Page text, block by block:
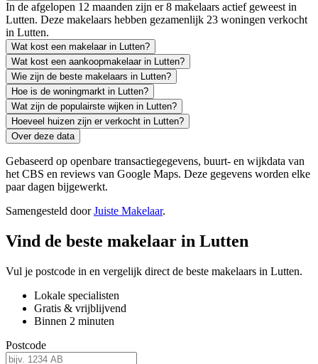
In de afgelopen 12 maanden zijn er 8 makelaars actief geweest in
Lutten. Deze makelaars hebben gezamenlijk 23 woningen verkocht
in Lutten.
Wat kost een makelaar in Lutten?
Wat kost een aankoopmakelaar in Lutten?
Wie zijn de beste makelaars in Lutten?
Hoe is de woningmarkt in Lutten?
Wat zijn de populairste wijken in Lutten?
Hoeveel huizen zijn er verkocht in Lutten?
Over deze data
Gebaseerd op openbare transactiegegevens, buurt- en wijkdata van
het CBS en reviews van Google Maps. Deze gegevens worden elke
paar dagen bijgewerkt.
Samengesteld doorJuiste Makelaar.
Vind de beste makelaar in Lutten
Vul je postcode in en vergelijk direct de beste makelaars in Lutten.
Lokale specialisten
Gratis & vrijblijvend
Binnen 2 minuten
Postcode